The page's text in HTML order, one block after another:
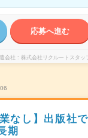
応募へ進む
会社 株式会社リクルートスタッ
なし】出版社
期